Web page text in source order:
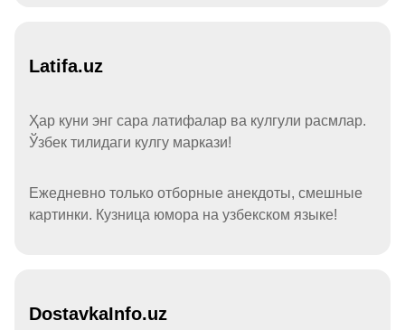
Latifa.uz
Ҳар куни энг сара латифалар ва кулгули расмлар.
Ўзбек тилидаги кулгу маркази!
Ежедневно только отборные анекдоты, смешные
картинки. Кузница юмора на узбекском языке!
DostavkaInfo.uz